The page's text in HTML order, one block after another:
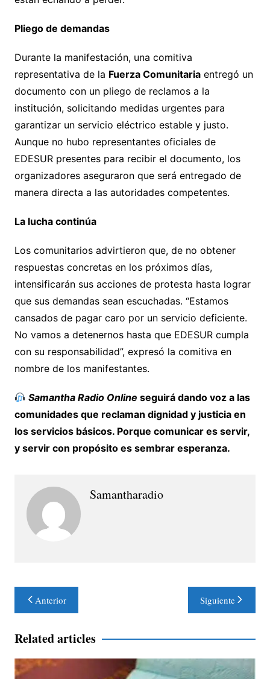
Pliego de demandas
Durante la manifestación, una comitiva
representativa de la Fuerza Comunitariaentregó un
documento con un pliego de reclamos a la
institución, solicitando medidas urgentes para
garantizar un servicio eléctrico estable y justo.
Aunque no hubo representantes oficiales de
EDESUR presentes para recibir el documento, los
organizadores aseguraron que será entregado de
manera directa a las autoridades competentes.
La lucha continúa
Los comunitarios advirtieron que, de no obtener
respuestas concretas en los próximos días,
intensificarán sus acciones de protesta hasta lograr
que sus demandas sean escuchadas. “Estamos
cansados de pagar caro por un servicio deficiente.
No vamos a detenernos hasta que EDESUR cumpla
con su responsabilidad”, expresó la comitiva en
nombre de los manifestantes.
Samantha Radio Online seguirá dando voz a las
comunidades que reclaman dignidad y justicia en
los servicios básicos. Porque comunicar es servir,
y servir con propósito es sembrar esperanza.
Samantharadio
Navegación
de
entradas
Anterior Siguiente
Related articles